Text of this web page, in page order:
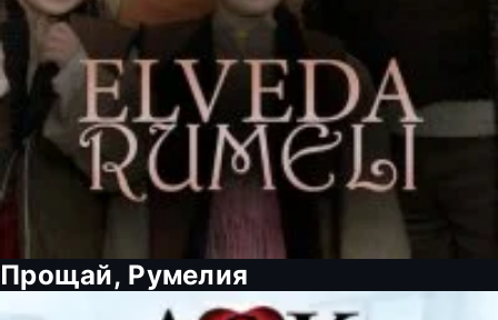
Прощай, Румелия